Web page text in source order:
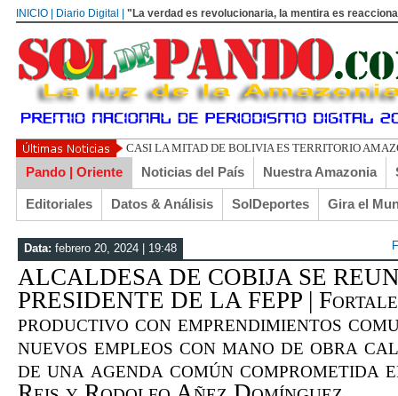
INICIO | Diario Digital | "La verdad es revolucionaria, la mentira es
UN L
Pando | Oriente Noticias del País Nuestra Amazonia
Editoriales Datos & Análisis SolDeportes Gira el
Data: febrero 20, 2024 | 19:48
ALCALDESA DE COBIJA SE
PRESIDENTE DE LA FEPP |
productivo con emprendimientos
nuevos empleos con mano de obra
de una agenda común comprometida